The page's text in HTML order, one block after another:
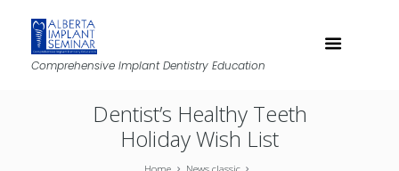
Comprehensive Implant Dentistry Education
Dentist’s Healthy Teeth
Holiday Wish List